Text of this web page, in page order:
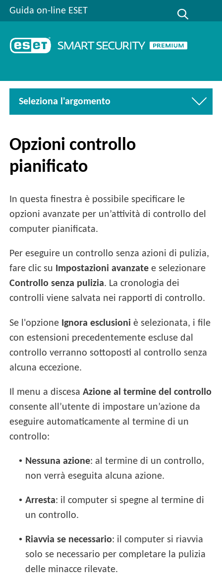
Guida on-line ESET
Seleziona l'argomento
Opzioni controllo
pianificato
In questa finestra è possibile specificare le
opzioni avanzate per un’attività di controllo del
computer pianificata.
Per eseguire un controllo senza azioni di pulizia,
fare clic su Impostazioni avanzate e selezionare
Controllo senza pulizia. La cronologia dei
controlli viene salvata nei rapporti di controllo.
Se l'opzione Ignora esclusioni è selezionata, i file
con estensioni precedentemente escluse dal
controllo verranno sottoposti al controllo senza
alcuna eccezione.
Il menu a discesaAzione al termine del controllo
consente all’utente di impostare un’azione da
eseguire automaticamente al termine di un
controllo:
• Nessuna azione: al termine di un controllo,
non verrà eseguita alcuna azione.
• Arresta: il computer si spegne al termine di
un controllo.
• Riavvia se necessario: il computer si riavvia
solo se necessario per completare la pulizia
delle minacce rilevate.